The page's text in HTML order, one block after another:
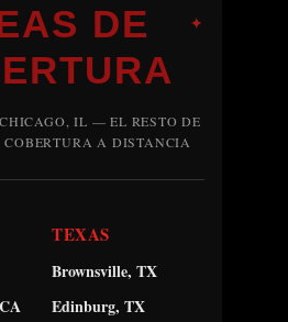
DE
✦
IL — EL RESTO DE
COBERTURA A DISTANCIA
TEXAS
Brownsville, TX
Edinburg, TX